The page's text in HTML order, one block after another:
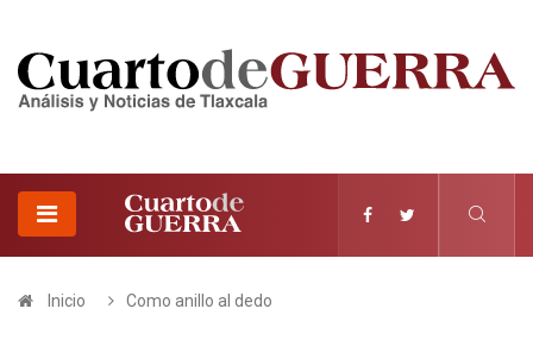
Inicio Como anillo al dedo